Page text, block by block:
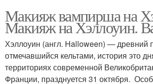
Макияж вампирша на
Макияж на Хэллоуин.
Хэллоуин (англ. Halloween) — древний
отмечавшийся кельтами, история это
территориях современной
Франции, празднуется 31 октября.